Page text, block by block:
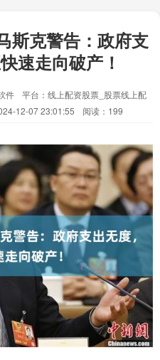
斯克警告：政府支
速走向破产！
件
平台：线上配资股票_股票线上配
12-07 23:01:55 阅读：199